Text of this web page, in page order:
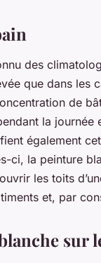
des
que dans les
de
la journée
également
ci, la peinture
les toits
et, par
sur